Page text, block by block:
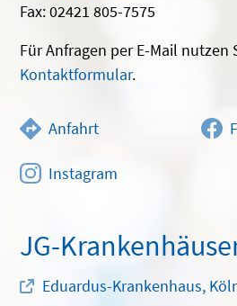
Fax: 02421 805-7575
Für Anfragen per E-Mail nutzen
Kontaktformular.
Anfahrt
Instagram
JG-
Eduardus-Krankenhaus,